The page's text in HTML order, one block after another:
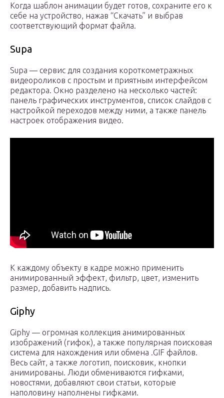
Когда шаблон анимации будет готов, сохраните его к
себе на устройство, нажав “Скачать” и выбрав
соответствующий формат файла.
Supa
Supa — сервис для создания короткометражных
видеороликов с простым и приятным интерфейсом
редактора. Окно разделено на несколько частей:
панель графических инструментов, список слайдов с
настройкой переходов между ними, а также панель
настроек отображения видео.
К каждому объекту в кадре можно применить
анимированный эффект, фильтр, цвет, изменить
размер, добавить надпись.
Giphy
Giphy — огромная коллекция анимированных
изображений (гифок), а также популярная поисковая
система для нахождения или обмена .GIF файлов.
Весь сайт, а также логотип, поисковик, кнопки
анимированы. Люди обмениваются гифками,
новостями, добавляют свои статьи, которые
наполовину наполнены гифками.